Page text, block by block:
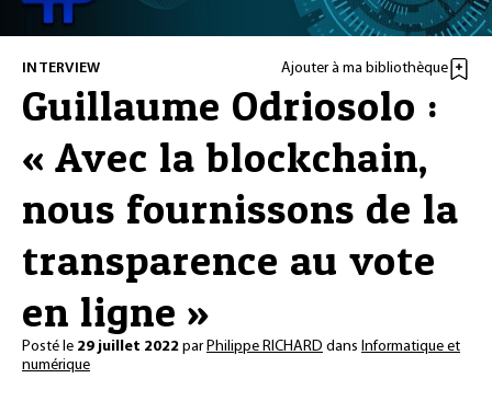
INTERVIEW Ajouter à ma bibliothèque
Guillaume Odriosolo :
« Avec la blockchain,
nous fournissons de la
transparence au vote
en ligne »
Posté le 29 juillet 2022 parPhilippe RICHARD dans Informatique et
numérique